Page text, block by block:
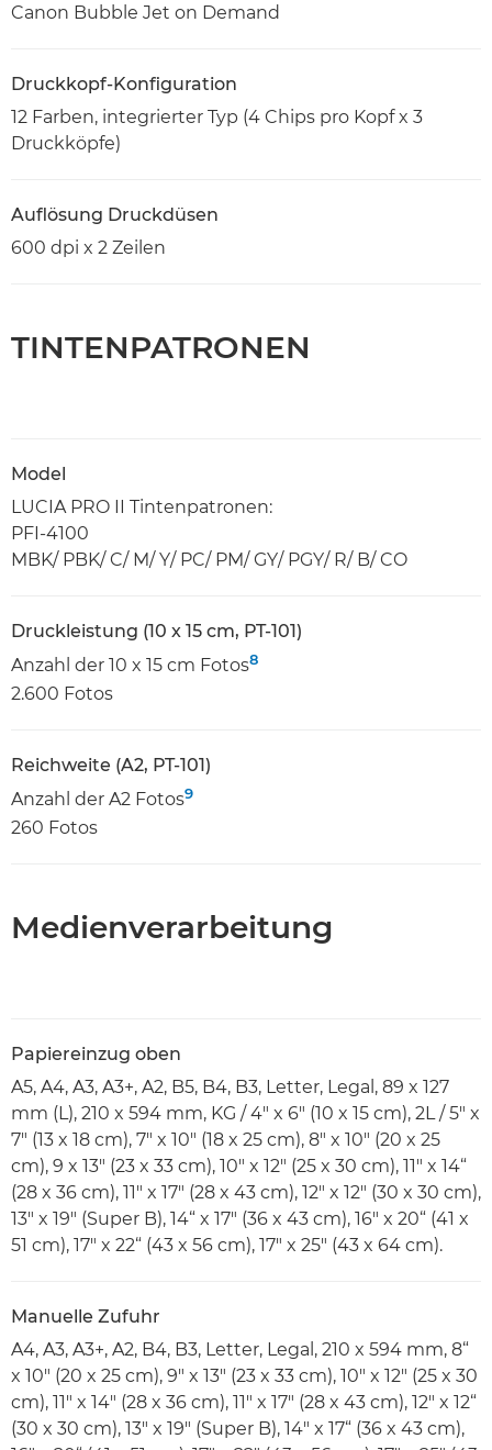
Canon Bubble Jet on Demand
Druckkopf-Konfiguration
12 Farben, integrierter Typ (4 Chips pro Kopf x 3
Druckköpfe)
Auflösung Druckdüsen
600 dpi x 2 Zeilen
TINTENPATRONEN
Model
LUCIA PRO II Tintenpatronen:
PFI-4100
MBK/ PBK/ C/ M/ Y/ PC/ PM/ GY/ PGY/ R/ B/ CO
Druckleistung (10 x 15 cm, PT-101)
Anzahl der 10 x 15 cm Fotos8
2.600 Fotos
Reichweite (A2, PT-101)
Anzahl der A2 Fotos9
260 Fotos
Medienverarbeitung
Papiereinzug oben
A5, A4, A3, A3+, A2, B5, B4, B3, Letter, Legal, 89 x 127
mm (L), 210 x 594 mm, KG / 4" x 6" (10 x 15 cm), 2L / 5" x
7" (13 x 18 cm), 7" x 10" (18 x 25 cm), 8" x 10" (20 x 25
cm), 9 x 13" (23 x 33 cm), 10" x 12" (25 x 30 cm), 11" x 14“
(28 x 36 cm), 11" x 17" (28 x 43 cm), 12" x 12" (30 x 30 cm),
13" x 19" (Super B), 14“ x 17" (36 x 43 cm), 16" x 20“ (41 x
51 cm), 17" x 22“ (43 x 56 cm), 17" x 25" (43 x 64 cm).
Manuelle Zufuhr
A4, A3, A3+, A2, B4, B3, Letter, Legal, 210 x 594 mm, 8“
x 10" (20 x 25 cm), 9" x 13" (23 x 33 cm), 10" x 12" (25 x 30
cm), 11" x 14" (28 x 36 cm), 11" x 17" (28 x 43 cm), 12" x 12“
(30 x 30 cm), 13" x 19" (Super B), 14" x 17“ (36 x 43 cm),